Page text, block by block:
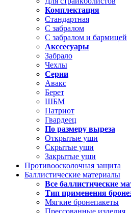
Комплектация
Стандартная
С забралом
С забралом и бармицей
Акссесуары
Забрало
Чехлы
Серии
Авакс
Берет
ШБМ
Патриот
Гвардеец
По размеру выреза
Открытые уши
Скрытые уши
Закрытые уши
Противоосколочная защита
Баллистические материалы
Все баллистические
Тип применения
Мягкие бронепакеты
Прессованные изделия